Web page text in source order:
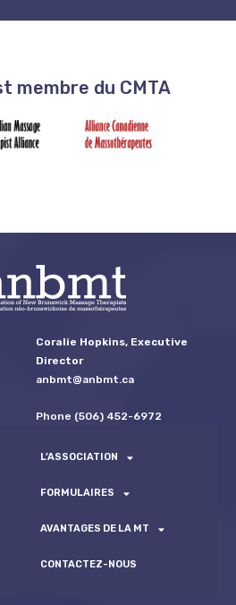
membre du CMTA
Coralie Hopkins, Executive
Director
anbmt@anbmt.ca
Phone (506) 452-6972
L’ASSOCIATION
FORMULAIRES
AVANTAGES DE LA MT
CONTACTEZ-NOUS